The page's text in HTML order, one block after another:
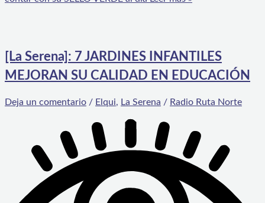
[La Serena]: 7 JARDINES INFANTILES
MEJORAN SU CALIDAD EN EDUCACIÓN
Deja un comentario / Elqui, La Serena / Radio Ruta Norte